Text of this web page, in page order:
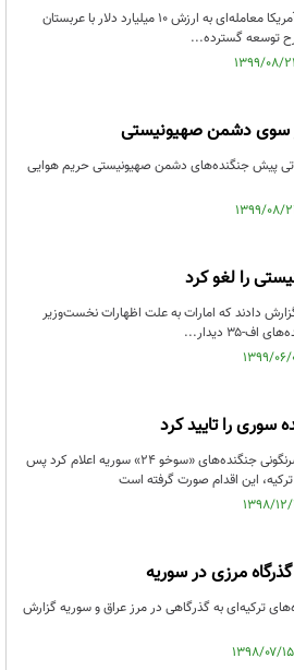
یک مقام امنیتی صهیونیستی گفته آمریکا معامله‌ای به ارزش ۱۰ میلیارد دلار با عربستان
توسعه گسترده...
سوی دشمن صهیونیستی
پیش جنگنده‌های دشمن صهیونیستی حریم هوایی
را لغو کرد
دادند که امارات به علت اظهارات نخست‌وزیر
۳۵ دیدار...
سوری را تایید کرد
وزارت دفاع ترکیه ضمن تایید خبر سرنگونی جنگنده‌های «سوخو ۲۴» سوریه اعلام کرد پس
این اقدام صورت گرفته است
مرزی در سوریه
ترکیه‌ای به گذرگاهی در مرز عراق و سوریه گزارش